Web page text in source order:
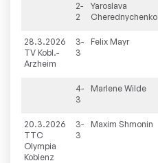
2-
2
Yaroslava
Cherednychenko
28.3.2026
TV Kobl.-
Arzheim
3-
3
Felix Mayr
4-
3
Marlene Wilde
20.3.2026
TTC
Olympia
Koblenz
3-
3
Maxim Shmonin